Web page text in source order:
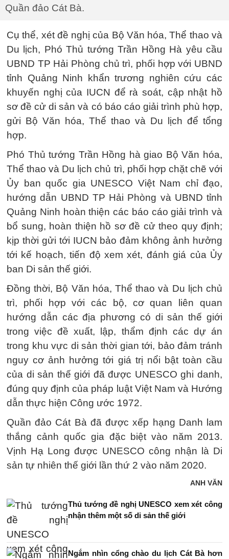
Quần đảo Cát Bà.
Cụ thể, xét đề nghị của Bộ Văn hóa, Thể thao và
Du lịch, Phó Thủ tướng Trần Hồng Hà yêu cầu
UBND TP Hải Phòng chủ trì, phối hợp với UBND
tỉnh Quảng Ninh khẩn trương nghiên cứu các
khuyến nghị của IUCN để rà soát, cập nhật hồ
sơ đề cử di sản và có báo cáo giải trình phù hợp,
gửi Bộ Văn hóa, Thể thao và Du lịch để tổng
hợp.
Phó Thủ tướng Trần Hồng hà giao Bộ Văn hóa,
Thể thao và Du lịch chủ trì, phối hợp chặt chẽ với
Ủy ban quốc gia UNESCO Việt Nam chỉ đạo,
hướng dẫn UBND TP Hải Phòng và UBND tỉnh
Quảng Ninh hoàn thiện các báo cáo giải trình và
bổ sung, hoàn thiện hồ sơ đề cử theo quy định;
kịp thời gửi tới IUCN bảo đảm không ảnh hưởng
tới kế hoạch, tiến độ xem xét, đánh giá của Ủy
ban Di sản thế giới.
Đồng thời, Bộ Văn hóa, Thể thao và Du lịch chủ
trì, phối hợp với các bộ, cơ quan liên quan
hướng dẫn các địa phương có di sản thế giới
trong việc đề xuất, lập, thẩm định các dự án
trong khu vực di sản thời gian tới, bảo đảm tránh
nguy cơ ảnh hưởng tới giá trị nổi bật toàn cầu
của di sản thế giới đã được UNESCO ghi danh,
đúng quy định của pháp luật Việt Nam và Hướng
dẫn thực hiện Công ước 1972.
Quần đảo Cát Bà đã được xếp hạng Danh lam
thắng cảnh quốc gia đặc biệt vào năm 2013.
Vịnh Hạ Long được UNESCO công nhận là Di
sản tự nhiên thế giới lần thứ 2 vào năm 2020.
ANH VĂN
Thủ tướng đề nghị UNESCO xem xét công
nhận thêm một số di sản thế giới
Ngắm nhìn cổng chào du lịch Cát Bà hơn